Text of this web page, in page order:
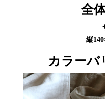
全
縦
カラーバ